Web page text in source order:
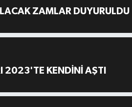
ZAMLAR DUYURULDU
2023'TE KENDİNİ AŞTI